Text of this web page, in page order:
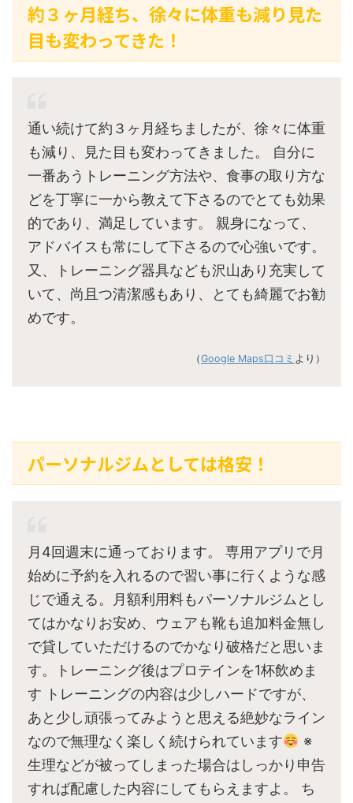
約３ヶ月経ち、徐々に体重も減り見た
目も変わってきた！
通い続けて約３ヶ月経ちましたが、徐々に体重
も減り、見た目も変わってきました。 自分に
一番あうトレーニング方法や、食事の取り方な
どを丁寧に一から教えて下さるのでとても効果
的であり、満足しています。 親身になって、
アドバイスも常にして下さるので心強いです。
又、トレーニング器具なども沢山あり充実して
いて、尚且つ清潔感もあり、とても綺麗でお勧
めです。
（Google Maps口コミ より）
パーソナルジムとしては格安！
月4回週末に通っております。 専用アプリで月
始めに予約を入れるので習い事に行くような感
じで通える。月額利用料もパーソナルジムとし
てはかなりお安め、ウェアも靴も追加料金無し
で貸していただけるのでかなり破格だと思いま
す。トレーニング後はプロテインを1杯飲めま
す トレーニングの内容は少しハードですが、
あと少し頑張ってみようと思える絶妙なライン
なので無理なく楽しく続けられています
※
生理などが被ってしまった場合はしっかり申告
すれば配慮した内容にしてもらえますよ。 ち